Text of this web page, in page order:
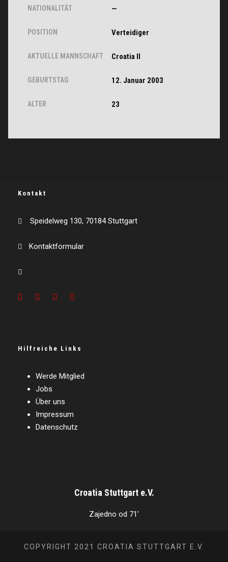
NATIONALITÄT —
POSITION Verteidiger
AKTUELLE MANNSCHAFT Croatia II
GEBURTSTAG 12. Januar 2003
ALTER 23
Kontakt
Speidelweg 130, 70184 Stuttgart
Kontaktformular
Hilfreiche Links
Werde Mitglied
Jobs
Über uns
Impressum
Datenschutz
Croatia Stuttgart e.V.
Zajedno od 71'
COPYRIGHT 2021 CROATIA STUTTGART E.V.